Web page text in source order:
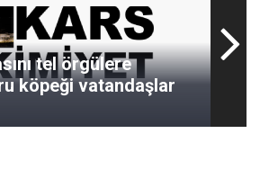
tel örgülere
köpeği vatandaşlar